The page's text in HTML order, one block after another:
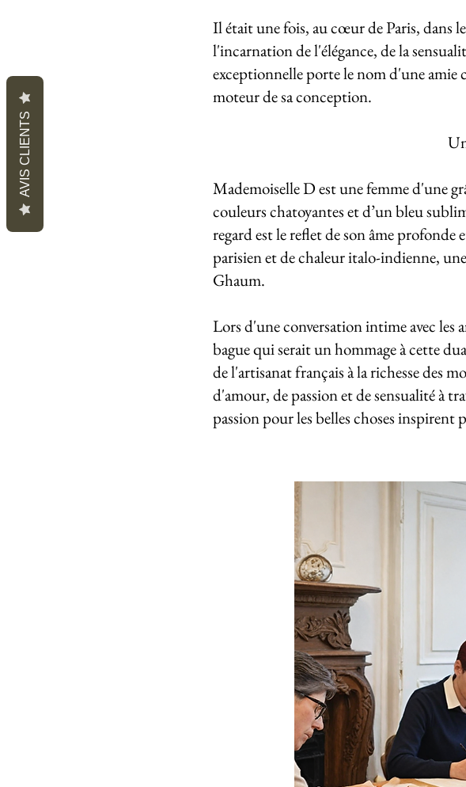
Il était une fois, au cœur de Paris, dans
l'incarnation de l'élégance, de la
exceptionnelle porte le nom d'une
moteur de sa conception.
Mademoiselle D est une femme d'une
couleurs chatoyantes et d’un bleu
regard est le reflet de son âme profonde
parisien et de chaleur italo-indienne,
Ghaum.
Lors d'une conversation intime avec les
bague qui serait un hommage à cette
de l'artisanat français à la richesse des
d'amour, de passion et de sensualité à
passion pour les belles choses inspirent
AVIS CLIENTS